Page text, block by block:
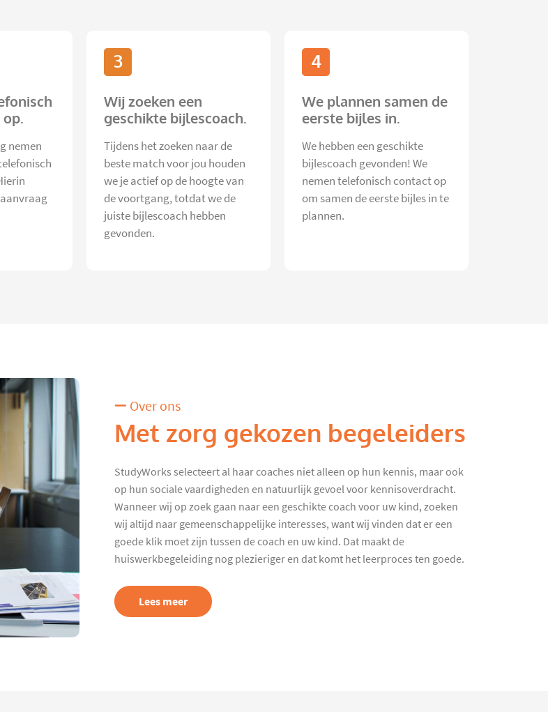
nemen
3
Wij zoeken een
geschikte bijlescoach.
Tijdens het zoeken naar de
beste match voor jou houden
we je actief op de hoogte van
de voortgang, totdat we de
juiste bijlescoach hebben
gevonden.
4
We plannen samen de
eerste bijles in.
We hebben een geschikte
bijlescoach gevonden! We
nemen telefonisch contact op
om samen de eerste bijles in te
plannen.
Over ons
Met zorg gekozen begeleiders
StudyWorks selecteert al haar coaches niet alleen op hun kennis, maar ook
op hun sociale vaardigheden en natuurlijk gevoel voor kennisoverdracht.
Wanneer wij op zoek gaan naar een geschikte coach voor uw kind, zoeken
wij altijd naar gemeenschappelijke interesses, want wij vinden dat er een
goede klik moet zijn tussen de coach en uw kind. Dat maakt de
huiswerkbegeleiding nog plezieriger en dat komt het leerproces ten goede.
Lees meer